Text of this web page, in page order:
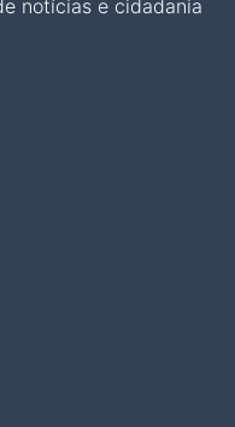
notícias e cidadania